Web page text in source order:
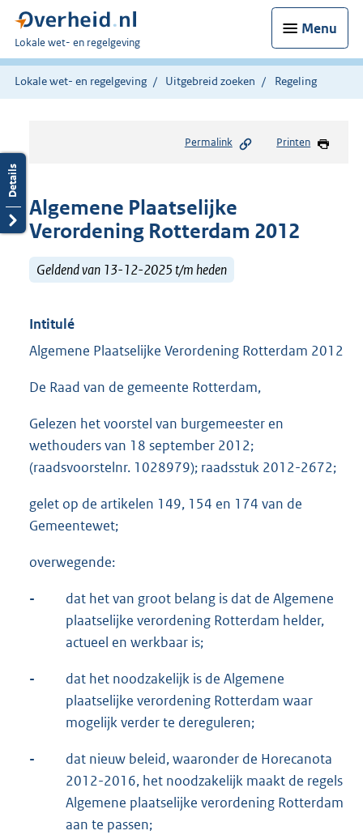
Menu
U
bent
hier:
Lokale wet- en regelgeving
Lokale wet- en regelgeving Uitgebreid zoeken Regeling
Permalink Printen
Algemene Plaatselijke
Verordening Rotterdam 2012
Geldend van 13-12-2025 t/m heden
Intitulé
Algemene Plaatselijke Verordening Rotterdam 2012
De Raad van de gemeente Rotterdam,
Gelezen het voorstel van burgemeester en
wethouders van 18 september 2012;
(raadsvoorstelnr. 1028979); raadsstuk 2012-2672;
gelet op de artikelen 149, 154 en 174 van de
Gemeentewet;
overwegende:
-
dat het van groot belang is dat de Algemene
plaatselijke verordening Rotterdam helder,
actueel en werkbaar is;
-
dat het noodzakelijk is de Algemene
plaatselijke verordening Rotterdam waar
mogelijk verder te dereguleren;
-
dat nieuw beleid, waaronder de Horecanota
2012-2016, het noodzakelijk maakt de regels
Algemene plaatselijke verordening Rotterdam
aan te passen;